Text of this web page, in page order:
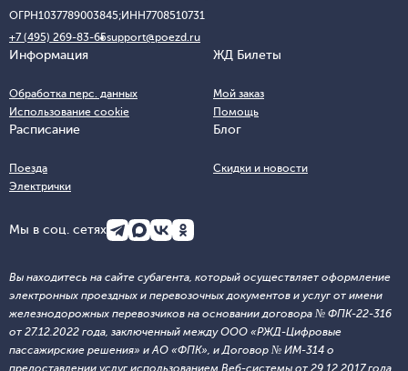
ОГРН1037789003845;ИНН7708510731
+7 (495) 269-83-65support@poezd.ru
Информация
Обработка перс. данных
Использование cookie
ЖД Билеты
Мой заказ
Помощь
Расписание
Поезда
Электрички
Блог
Скидки и новости
Мы в соц. сетях
Вы находитесь на сайте субагента, который осуществляет оформление
электронных проездных и перевозочных документов и услуг от имени
железнодорожных перевозчиков на основании договора № ФПК-22-316
от 27.12.2022 года, заключенный между ООО «РЖД-Цифровые
пассажирские решения» и АО «ФПК», и Договор № ИМ-314 о
предоставлении услуг использованием Веб-системы от 29.12.2017 года,